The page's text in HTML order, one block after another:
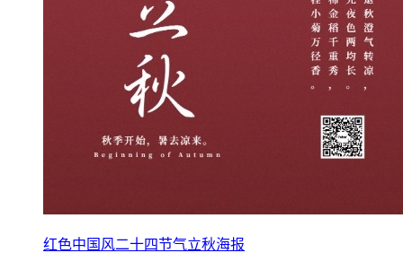
红色中国风二十四节气立秋海报